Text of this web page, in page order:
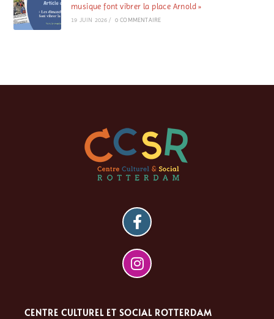
musique font vibrer la place Arnold »
19 JUIN 2026 / 0 COMMENTAIRE
CENTRE CULTUREL ET SOCIAL ROTTERDAM